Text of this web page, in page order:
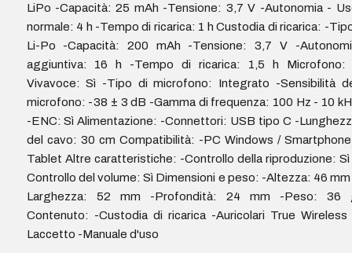
LiPo -Capacità: 25 mAh -Tensione: 3,7 V -Autonomia -
normale: 4 h -Tempo di ricarica: 1 h Custodia di ricarica: -
Li-Po -Capacità: 200 mAh -Tensione: 3,7 V -
aggiuntiva: 16 h -Tempo di ricarica: 1,5 h Microfono:
Vivavoce: Sì -Tipo di microfono: Integrato -Sensibilità
microfono: -38 ± 3 dB -Gamma di frequenza: 100 Hz - 10
-ENC: Sì Alimentazione: -Connettori: USB tipo C -
del cavo: 30 cm Compatibilità: -PC Windows /
Tablet Altre caratteristiche: -Controllo della riproduzione:
Controllo del volume: Sì Dimensioni e peso: -Altezza: 46
Larghezza: 52 mm -Profondità: 24 mm -Peso: 36
Contenuto: -Custodia di ricarica -Auricolari True
Laccetto -Manuale d'uso